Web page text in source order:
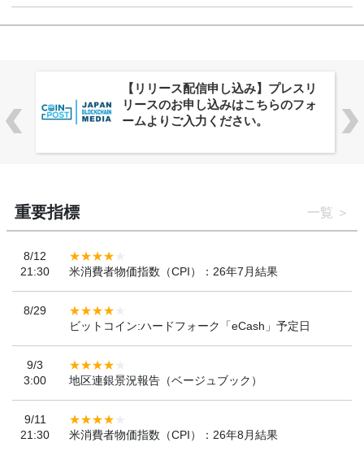
株式会社PlnX、アジア最大級のグロ
ーバルWeb3カンファレンス
「WebX2026」とのコラボレーショ
重要指標 一覧
8/12
21:30
米消費者物価指数（CPI）：26年7月結果
8/29
ビットコイン:ハードフォーク「eCash」予定日
9/3
3:00
地区連銀景況報告（ベージュブック）
9/11
21:30
米消費者物価指数（CPI）：26年8月結果